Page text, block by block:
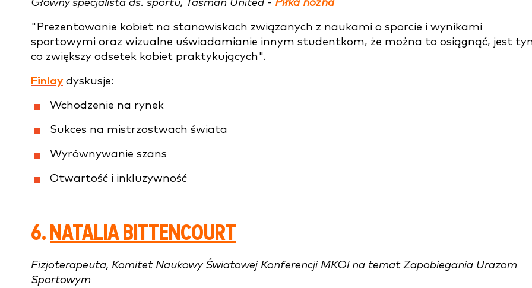
Główny specjalista ds. sportu, Tasman United - Piłka nożna
"Prezentowanie kobiet na stanowiskach związanych z naukami o sporcie i wynikami
sportowymi oraz wizualne uświadamianie innym studentkom, że można to osiągnąć, jest
co zwiększy odsetek kobiet praktykujących".
Finlay dyskusje:
Wchodzenie na rynek
Sukces na mistrzostwach świata
Wyrównywanie szans
Otwartość i inkluzywność
6. NATALIA BITTENCOURT
Fizjoterapeuta, Komitet Naukowy Światowej Konferencji MKOl na temat Zapobiegania Urazom
Sportowym